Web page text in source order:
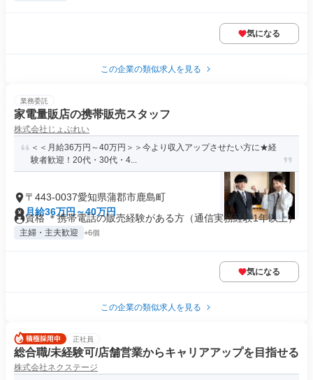
気になる
この企業の類似求人を見る
業務委託
家電量販店の携帯販売スタッフ
株式会社じょぶれい
＜＜月給36万円～40万円＞＞今より収入アップさせたい方に★経
験者歓迎！20代・30代・4...
〒443-0037愛知県蒲郡市鹿島町
月給36万円～40万円
資格 ＊携帯電話の販売経験がある方（通信実務経験1年以上）
主婦・主夫歓迎 +6個
気になる
この企業の類似求人を見る
正社員
総合職/未経験可/店舗営業からキャリアアップを目指せる
株式会社ネクステージ